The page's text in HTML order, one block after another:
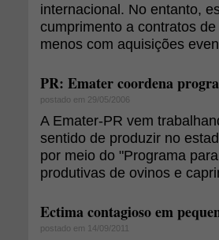
internacional. No entanto,
cumprimento a contratos
menos com aquisições
PR: Emater coordena
postado em 29/05/2006
A Emater-PR vem
sentido de produzir no
por meio do "Programa
produtivas de ovinos e
Ectima contagioso em
postado em 14/09/2011